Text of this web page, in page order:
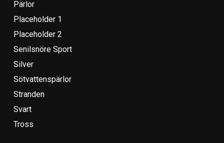
Pärlor
Placeholder 1
Placeholder 2
Senilsnöre Sport
Silver
Sötvattenspärlor
Stranden
Svart
Tross